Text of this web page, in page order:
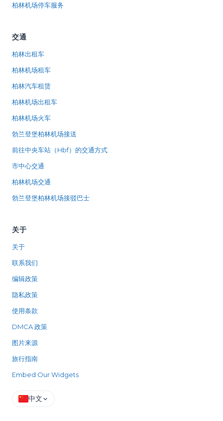
柏林机场停车服务
交通
柏林出租车
柏林机场租车
柏林汽车租赁
柏林机场出租车
柏林机场火车
勃兰登堡柏林机场接送
前往中央车站（Hbf）的交通方式
市中心交通
柏林机场交通
勃兰登堡柏林机场接驳巴士
关于
关于
联系我们
编辑政策
隐私政策
使用条款
DMCA 政策
图片来源
旅行指南
Embed Our Widgets
中文